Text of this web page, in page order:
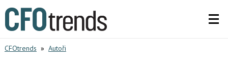
CFOtrends » Autoři